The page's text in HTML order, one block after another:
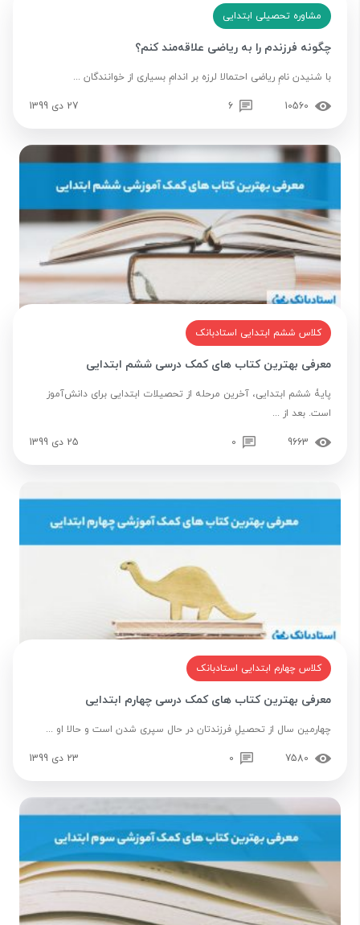
مشاوره تحصیلی ابتدایی
چگونه فرزندم را به ریاضی علاقه‌مند کنم؟
با شنیدن نامِ ریاضی احتمالا لرزه بر اندامِ بسیاری از خوانندگان ...
10560
6 27 دی 1399
کلاس ششم ابتدایی استادبانک
معرفی بهترین کتاب های کمک درسی ششم ابتدایی
پایۀ ششم ابتدایی، آخرین مرحله از تحصیلات ابتدایی برای دانش‌آموز
است. بعد از ...
9663
0 25 دی 1399
کلاس چهارم ابتدایی استادبانک
معرفی بهترین کتاب های کمک درسی چهارم ابتدایی
چهارمین سال از تحصیلِ فرزندتان در حال سپری شدن است و حالا او ...
7580
0 23 دی 1399